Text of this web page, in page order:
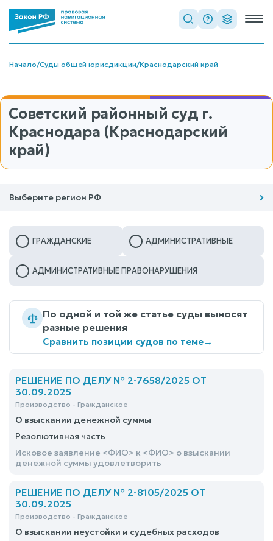
Начало/Суды общей юрисдикции/Краснодарский край
Советский районный суд г.
Краснодара (Краснодарский
край)
Выберите регион РФ
ГРАЖДАНСКИЕ АДМИНИСТРАТИВНЫЕ
АДМИНИСТРАТИВНЫЕ ПРАВОНАРУШЕНИЯ
По одной и той же статье суды выносят
разные решения
Сравнить позиции судов по теме→
РЕШЕНИЕ ПО ДЕЛУ № 2-7658/2025 ОТ
30.09.2025
Производство - Гражданское
О взыскании денежной суммы
Резолютивная часть
Исковое заявление <ФИО> к <ФИО> о взыскании
денежной суммы удовлетворить
РЕШЕНИЕ ПО ДЕЛУ № 2-8105/2025 ОТ
30.09.2025
Производство - Гражданское
О взыскании неустойки и судебных расходов